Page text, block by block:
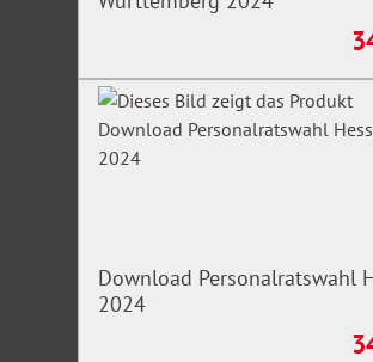
Download Personalratswahl
2024